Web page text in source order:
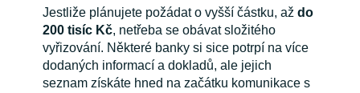
Jestliže plánujete požádat o vyšší částku, až do
200 tisíc Kč, netřeba se obávat složitého
vyřizování. Některé banky si sice potrpí na více
dodaných informací a dokladů, ale jejich
seznam získáte hned na začátku komunikace s